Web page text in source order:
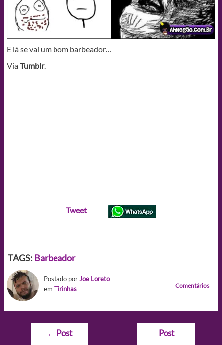
E lá se vai um bom barbeador…
ViaTumblr.
Tweet
TAGS: Barbeador
Postado porJoe Loreto
em Tirinhas Comentários
Navegação
← Post
Post